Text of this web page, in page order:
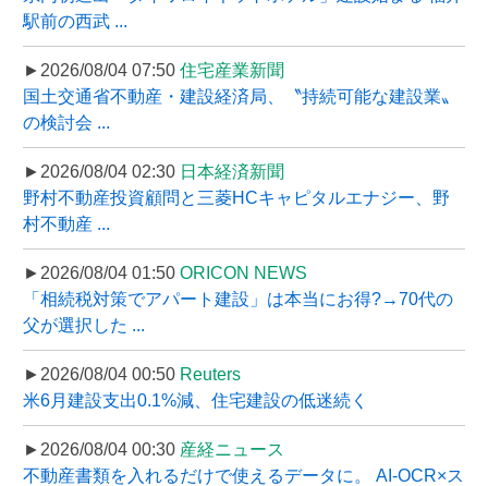
駅前の西武 ...
►2026/08/04 07:50 住宅産業新聞
国土交通省不動産・建設経済局、〝持続可能な建設業〟
の検討会 ...
►2026/08/04 02:30 日本経済新聞
野村不動産投資顧問と三菱HCキャピタルエナジー、野
村不動産 ...
►2026/08/04 01:50 ORICON NEWS
「相続税対策でアパート建設」は本当にお得?→70代の
父が選択した ...
►2026/08/04 00:50 Reuters
米6月建設支出0.1%減、住宅建設の低迷続く
►2026/08/04 00:30 産経ニュース
不動産書類を入れるだけで使えるデータに。 AI-OCR×ス